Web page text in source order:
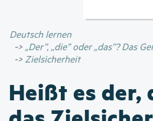
Deutsch lernen
„Der”, „die” oder „das”? Das
Zielsicherheit
Heißt es der,